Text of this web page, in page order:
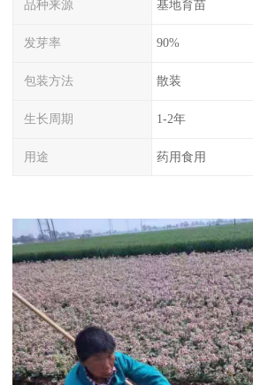
品种来源 基地育苗
发芽率 90%
包装方法 散装
生长周期 1-2年
用途 药用食用